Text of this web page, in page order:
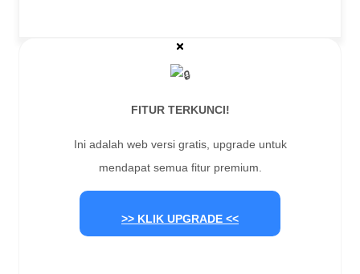
FITUR TERKUNCI!
Ini adalah web versi gratis, upgrade untuk
mendapat semua fitur premium.
>> KLIK UPGRADE <<